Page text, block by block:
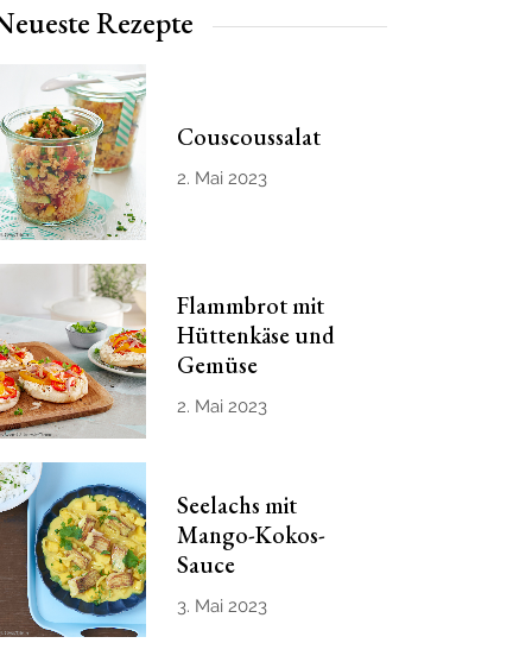
Rezepte
Couscoussalat
2. Mai 2023
Flammbrot mit
Hüttenkäse und
Gemüse
2. Mai 2023
Seelachs mit
Mango-Kokos-
Sauce
3. Mai 2023